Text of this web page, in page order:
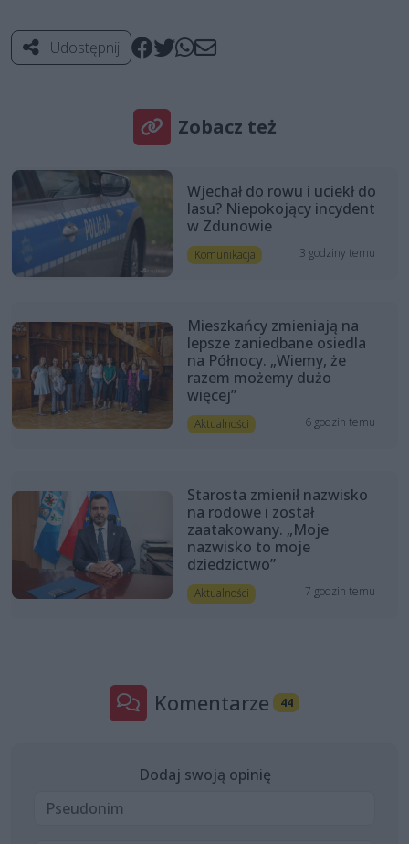
Udostępnij
Zobacz też
Wjechał do rowu i uciekł do
lasu? Niepokojący incydent
w Zdunowie
Komunikacja 3 godziny temu
Mieszkańcy zmieniają na
lepsze zaniedbane osiedla
na Północy. „Wiemy, że
razem możemy dużo
więcej”
Aktualności 6 godzin temu
Starosta zmienił nazwisko
na rodowe i został
zaatakowany. „Moje
nazwisko to moje
dziedzictwo”
Aktualności 7 godzin temu
Komentarze 44
Dodaj swoją opinię